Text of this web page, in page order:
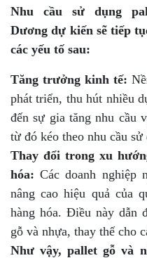
Nhu cầu sử dụng
Dương dự kiến sẽ tiếp
các yếu tố sau:
Tăng trưởng kinh tế:
phát triển, thu hút nhiều
đến sự gia tăng nhu cầu
từ đó kéo theo nhu cầu
Thay đổi trong xu
hóa: Các doanh nghiệp
nâng cao hiệu quả của
hàng hóa. Điều này dẫn
gỗ và nhựa, thay thế cho
Như vậy, pallet gỗ và